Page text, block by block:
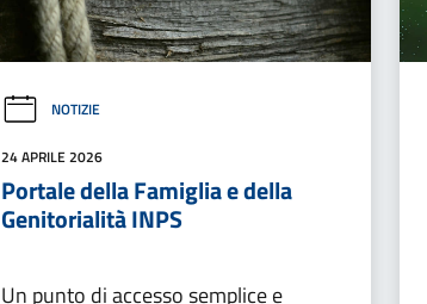
NOTIZIE
24 APRILE 2026
Portale della Famiglia e della
Genitorialità INPS
Un punto di accesso semplice e